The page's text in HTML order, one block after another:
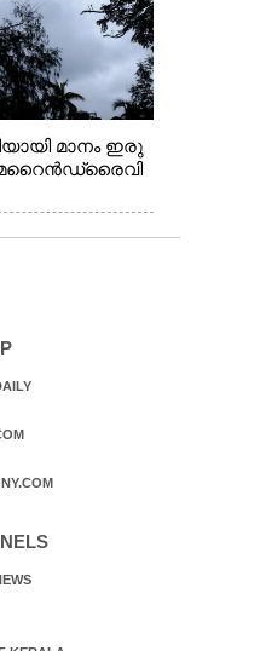
മാനം ഇരു
മറൈൻഡ്രൈവി